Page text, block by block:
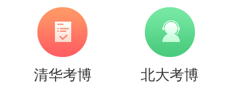
文档，PDF命名为“2026夏令
2026夏令营-张三-北京大学
营报到时需提交(1)-(6)全部纸
清华考博 北大考博